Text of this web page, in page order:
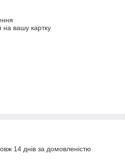
на вашу картку
14 днів за домовленістю